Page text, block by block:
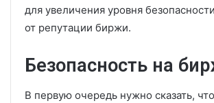
для увеличения уровня
от репутации биржи.
Безопасность на
В первую очередь нужно сказать,